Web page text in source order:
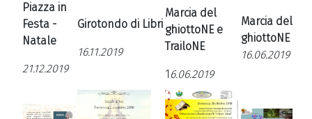
Piazza in
Festa -
Natale
21.12.2019
Girotondo di Libri
16.11.2019
Marcia del
ghiottoNE e
TrailoNE
1 6.06.2019
Marcia del
ghiottoNE
16.06.2019